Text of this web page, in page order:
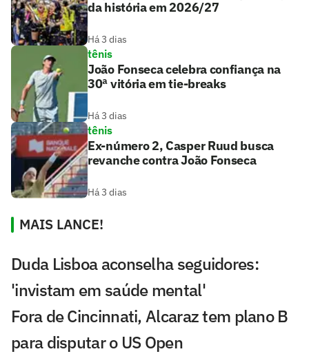
da história em 2026/27
Há 3 dias
tênis
João Fonseca celebra confiança na
30ª vitória em tie-breaks
Há 3 dias
tênis
Ex-número 2, Casper Ruud busca
revanche contra João Fonseca
Há 3 dias
MAIS LANCE!
Duda Lisboa aconselha seguidores:
'invistam em saúde mental'
Fora de Cincinnati, Alcaraz tem plano B
para disputar o US Open